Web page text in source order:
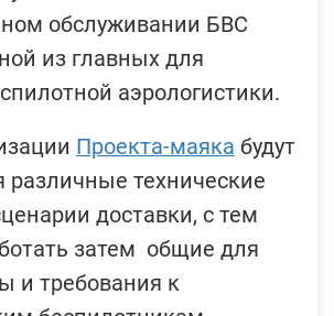
обслуживании БВС
из главных для
аэрологистики.
Проекта-маяка будут
различные технические
доставки, с тем
затем общие для
и требования к